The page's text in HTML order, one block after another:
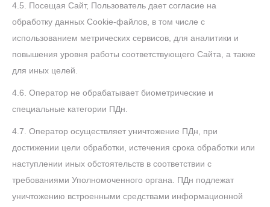
4.5. Посещая Сайт, Пользователь дает согласие на
обработку данных Cookie-файлов, в том числе с
использованием метрических сервисов, для аналитики и
повышения уровня работы соответствующего Сайта, а также
для иных целей.
4.6. Оператор не обрабатывает биометрические и
специальные категории ПДн.
4.7. Оператор осуществляет уничтожение ПДн, при
достижении цели обработки, истечения срока обработки или
наступлении иных обстоятельств в соответствии с
требованиями Уполномоченного органа. ПДн подлежат
уничтожению встроенными средствами информационной